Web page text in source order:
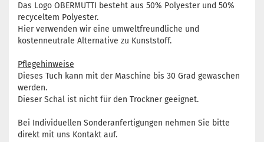
Das Logo OBERMUTTI besteht aus 50% Polyester und 50%
recyceltem Polyester.
Hier verwenden wir eine umweltfreundliche und
kostenneutrale Alternative zu Kunststoff.
Pflegehinweise
Dieses Tuch kann mit der Maschine bis 30 Grad gewaschen
werden.
Dieser Schal ist nicht für den Trockner geeignet.
Bei Individuellen Sonderanfertigungen nehmen Sie bitte
direkt mit uns Kontakt auf.